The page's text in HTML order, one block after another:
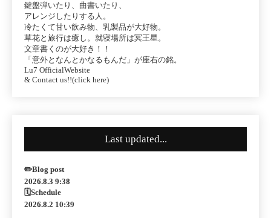
鍵盤弾いたり、曲書いたり、
アレンジしたりする人。
冷たくて甘い飲み物、乳製品が大好物。
草花と旅行は癒し。就寝場所は冥王星。
文章書くのが大好き！！
「意外となんとかなるもんだ」が座右の銘。
Lu7 OfficialWebsite
& Contact us!!(click here)
Last updated...
✏️Blog post
2026.8.3 9:38
🗓Schedule
2026.8.2 10:39